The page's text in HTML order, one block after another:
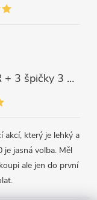
Delphin Prut LYCAN TeleFEEDER + 3 špičky 3 m, 80 g
akcí, který je lehký a
je jasná volba. Měl
ale jen do první